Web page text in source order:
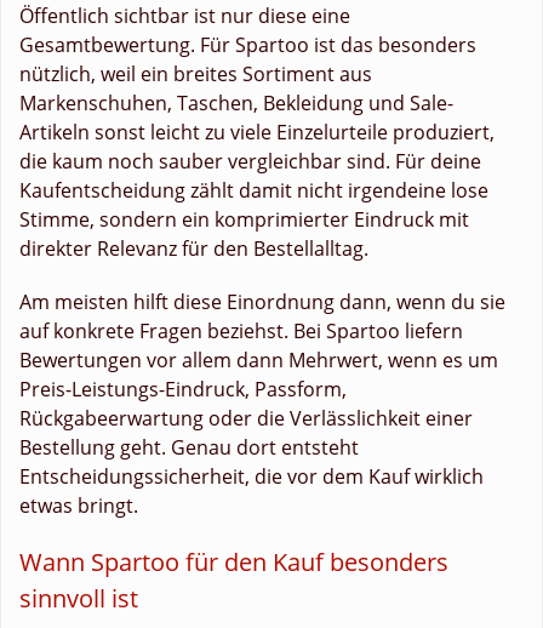
Öffentlich sichtbar ist nur diese eine
Gesamtbewertung. Für Spartoo ist das besonders
nützlich, weil ein breites Sortiment aus
Markenschuhen, Taschen, Bekleidung und Sale-
Artikeln sonst leicht zu viele Einzelurteile produziert,
die kaum noch sauber vergleichbar sind. Für deine
Kaufentscheidung zählt damit nicht irgendeine lose
Stimme, sondern ein komprimierter Eindruck mit
direkter Relevanz für den Bestellalltag.
Am meisten hilft diese Einordnung dann, wenn du sie
auf konkrete Fragen beziehst. Bei Spartoo liefern
Bewertungen vor allem dann Mehrwert, wenn es um
Preis-Leistungs-Eindruck, Passform,
Rückgabeerwartung oder die Verlässlichkeit einer
Bestellung geht. Genau dort entsteht
Entscheidungssicherheit, die vor dem Kauf wirklich
etwas bringt.
Wann Spartoo für den Kauf besonders
sinnvoll ist